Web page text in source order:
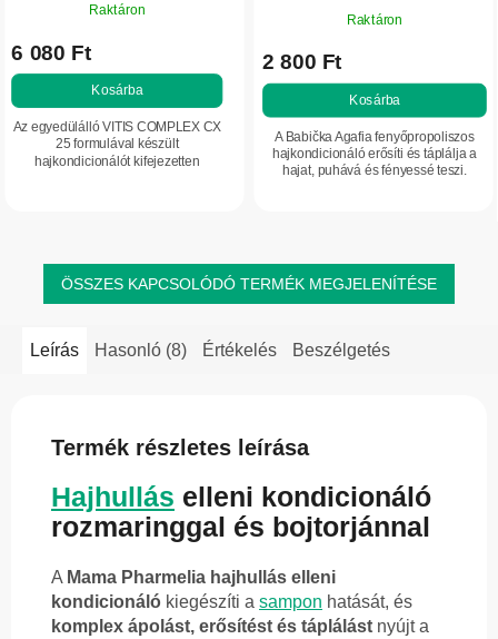
Raktáron
6 080 Ft
Kosárba
Az egyedülálló VITIS COMPLEX CX
25 formulával készült
hajkondicionálót kifejezetten
Raktáron
2 800 Ft
Kosárba
A Babička Agafia fenyőpropoliszos
hajkondicionáló erősíti és táplálja a
hajat, puhává és fényessé teszi.
ÖSSZES KAPCSOLÓDÓ TERMÉK MEGJELENÍTÉSE
Leírás Hasonló (8) Értékelés Beszélgetés
Termék részletes leírása
Hajhullás elleni kondicionáló
rozmaringgal és bojtorjánnal
A Mama Pharmelia hajhullás elleni
kondicionáló kiegészíti a sampon hatását, és
komplex ápolást, erősítést és táplálást nyújt a